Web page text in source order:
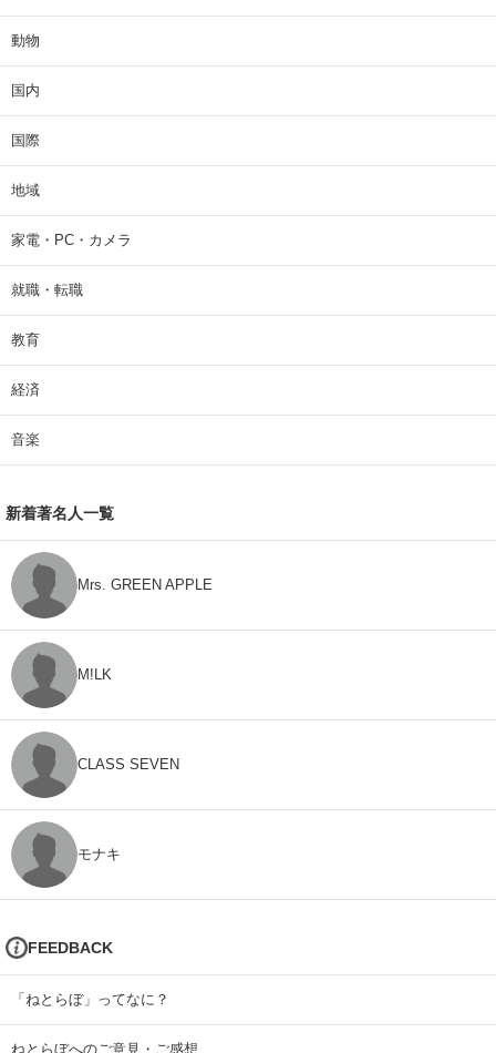
動物
国内
国際
地域
家電・PC・カメラ
就職・転職
教育
経済
音楽
新着著名人一覧
Mrs. GREEN APPLE
M!LK
CLASS SEVEN
モナキ
FEEDBACK
「ねとらぼ」ってなに？
ねとらぼへのご意見・ご感想